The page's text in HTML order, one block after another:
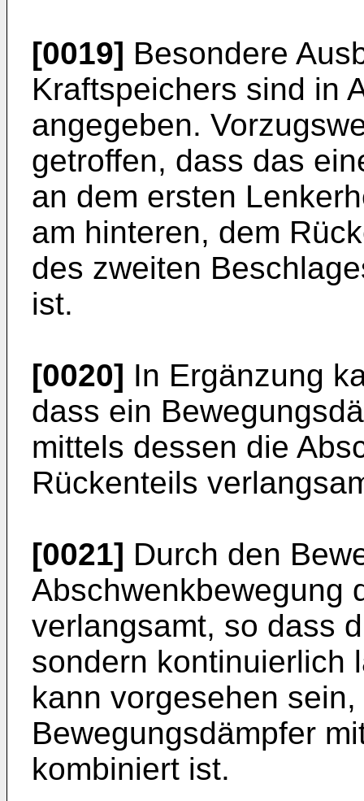
[0019] Besondere
Kraftspeichers sind in
angegeben.
getroffen, dass das
an dem ersten
am hinteren, dem
des zweiten
ist.
[0020] In Ergänzung
dass ein
mittels dessen die
Rückenteils
[0021] Durch den
Abschwenkbewegung
verlangsamt, so dass
sondern kontinuierlich
kann vorgesehen
Bewegungsdämpfer
kombiniert ist.